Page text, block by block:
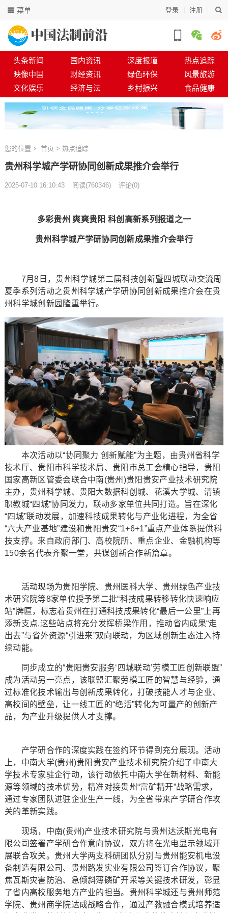
登录 注册
菜单
头条新闻 国内资讯 深度报道
热点追踪
映像中国
财经资讯 绿色环保
风景旅游
文化娱乐
经济与法 乡村振兴 食品健康
您的位置 首页 > 热点追踪
贵州科学城产学研协同创新成果推介会举行
2025-07-10 16:10:43 阅读(760346) 评论(0)
多彩贵州 爽爽贵阳 科创高新系列报道之一
贵州科学城产学研协同创新成果推介会举行
7月8日，贵州科学城第二届科技创新暨四城联动交流周
夏季系列活动之贵州科学城产学研协同创新成果推介会在贵
州科学城创新园隆重举行。
本次活动以“协同聚力 创新赋能”为主题，由贵州省科学
技术厅、贵阳市科学技术局、贵阳市总工会精心指导，贵阳
国家高新区管委会联合中南(贵州)贵阳贵安产业技术研究院
主办，贵州科学城、贵阳大数据科创城、花溪大学城、清镇
职教城“四城”协同发力，联动多家单位共同打造。旨在深化
“四城”联动发展，加速科技成果转化与产业化进程，为全省
“六大产业基地”建设和贵阳贵安“1+6+1”重点产业体系提供科
技支撑。来自政府部门、高校院所、重点企业、金融机构等
150余名代表齐聚一堂，共谋创新合作新篇章。
活动现场为贵阳学院、贵州医科大学、贵州绿色产业技
术研究院等8家单位授予第二批“科技成果转移转化快速响应
站”牌匾，标志着贵州在打通科技成果转化“最后一公里”上再
添新支点,这些站点将充分发挥桥梁作用，推动省内成果“走
出去”与省外资源“引进来”双向联动，为区域创新生态注入持
续动能。
同步成立的“贵阳贵安服务‘四城联动’劳模工匠创新联盟”
成为活动另一亮点，该联盟汇聚劳模工匠的智慧与经验，通
过标准化技术输出与创新成果转化，打破技能人才与企业、
高校间的壁垒，让一线工匠的“绝活”转化为可量产的创新产
品，为产业升级提供人才支撑。
产学研合作的深度实践在签约环节得到充分展现。活动
上，中南大学(贵州)贵阳贵安产业技术研究院介绍了中南大
学技术专家驻企行动，该行动依托中南大学在新材料、新能
源等领域的技术优势，精准对接贵州“富矿精开”战略需求，
通过专家团队进驻企业生产一线，为全省带来产学研合作攻
关的革新实践。
现场，中南(贵州)产业技术研究院与贵州达沃斯光电有
限公司签署产学研合作意向协议，双方将在光电显示领域开
展联合攻关。贵州大学两支科研团队分别与贵州能安机电设
备制造有限公司、贵州路发实业有限公司签订合作协议，聚
焦瓦斯灾害防治、急倾斜薄磷矿开采等关键技术研发，彰显
了省内高校服务地方产业的担当。贵州科学城还与贵州师范
学院、贵州商学院达成战略合作，通过产教融合模式培养适